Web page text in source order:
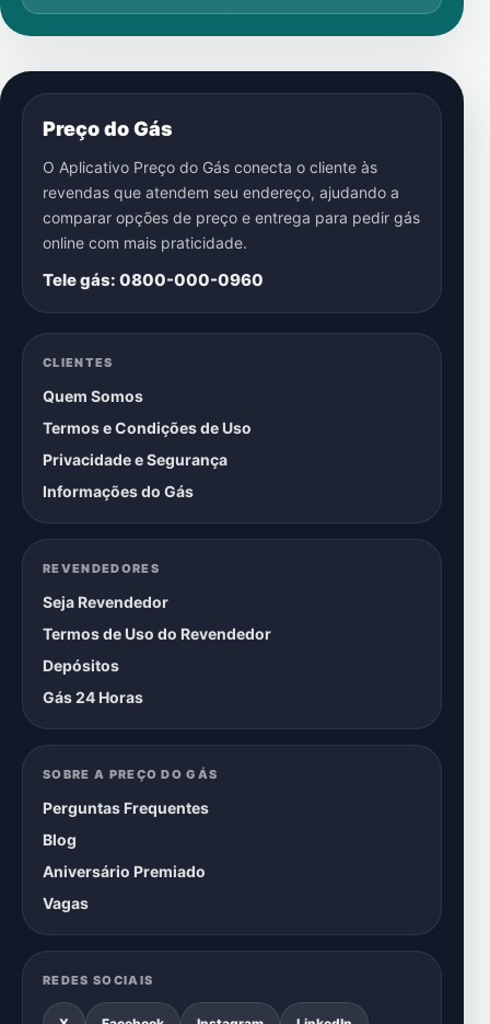
Preço do Gás
O Aplicativo Preço do Gás conecta o cliente às
revendas que atendem seu endereço, ajudando a
comparar opções de preço e entrega para pedir gás
online com mais praticidade.
Tele gás: 0800-000-0960
CLIENTES
Quem Somos
Termos e Condições de Uso
Privacidade e Segurança
Informações do Gás
REVENDEDORES
Seja Revendedor
Termos de Uso do Revendedor
Depósitos
Gás 24 Horas
SOBRE A PREÇO DO GÁS
Perguntas Frequentes
Blog
Aniversário Premiado
Vagas
REDES SOCIAIS